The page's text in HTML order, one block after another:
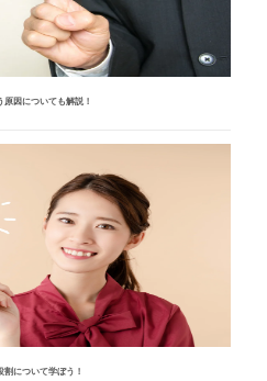
因についても解説！
について学ぼう！